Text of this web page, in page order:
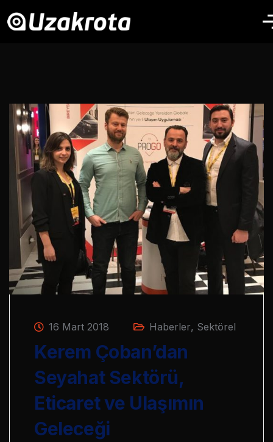
16 Mart 2018 Haberler, Sektörel
Kerem Çoban’dan
Seyahat Sektörü,
Eticaret ve Ulaşımın
Geleceği